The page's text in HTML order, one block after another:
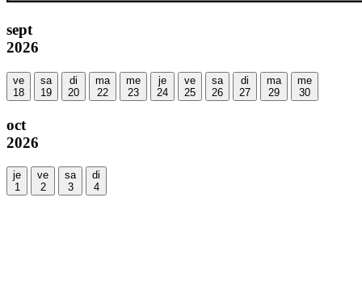
sept
2026
ve
18
sa
19
di
20
ma
22
me
23
je
24
ve
25
sa
26
di
27
ma
29
me
30
oct
2026
je
1
ve
2
sa
3
di
4